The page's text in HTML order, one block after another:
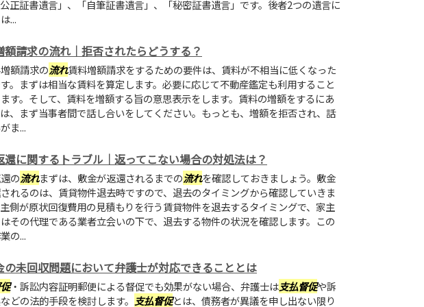
正証書遺言」、「自筆証書遺言」、「秘密証書遺言」です。後者2つの遺言に
...
額請求の流れ｜拒否されたらどうする？
額請求の流れ賃料増額請求をするための要件は、賃料が不相当に低くなった
。まずは相当な賃料を算定します。必要に応じて不動産鑑定も利用すること
す。そして、賃料を増額する旨の意思表示をします。賃料の増額をするにあ
、まず当事者間で話し合いをしてください。もっとも、増額を拒否され、話
ま...
還に関するトラブル｜返ってこない場合の対処法は？
の流れまずは、敷金が返還されるまでの流れを確認しておきましょう。敷金
れるのは、賃貸物件退去時ですので、退去のタイミングから確認していきま
側が原状回復費用の見積もりを行う賃貸物件を退去するタイミングで、家主
その代理である業者立会いの下で、退去する物件の状況を確認します。この
の...
の未回収問題において弁護士が対応できることとは
・訴訟内容証明郵便による督促でも効果がない場合、弁護士は支払督促や訴
どの法的手段を検討します。 支払督促とは、債務者が異議を申し出ない限り